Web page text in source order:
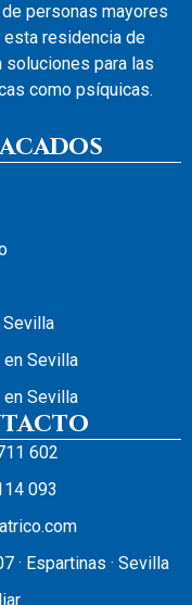
personas mayores
residencia de
soluciones para las
como psíquicas.
Sevilla
en Sevilla
602
093
· Espartinas · Sevilla